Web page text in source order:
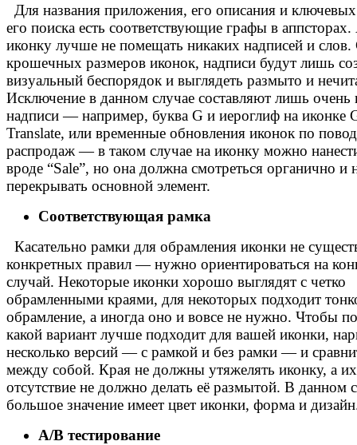
Для названия приложения, его описания и
его поиска есть соответствующие графы в
иконку лучше не помещать никаких надписей и
крошечных размеров иконок, надписи будут лишь
визуальный беспорядок и выглядеть размыто и
Исключение в данном случае составляют лишь очень
надписи — например, буква G и иероглиф на иконке
Translate, или временные обновления иконок по
распродаж — в таком случае на иконку можно
вроде “Sale”, но она должна смотреться органично и
перекрывать основной элемент.
Соответствующая рамка
Касательно рамки для обрамления иконки не
конкретных правил — нужно ориентироваться на
случай. Некоторые иконки хорошо выглядят с четко
обрамленными краями, для некоторых подходит
обрамление, а иногда оно и вовсе не нужно. Чтобы
какой вариант лучше подходит для вашей иконки,
несколько версий — с рамкой и без рамки — и
между собой. Края не должны утяжелять иконку, а их
отсутствие не должно делать её размытой. В данном
большое значение имеет цвет иконки, форма и
A/B тестирование